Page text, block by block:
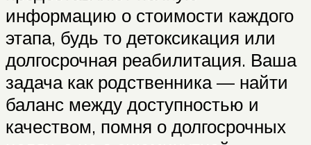
информацию о стоимости каждого
этапа, будь то детоксикация или
долгосрочная реабилитация. Ваша
задача как родственника — найти
баланс между доступностью и
качеством, помня о долгосрочных